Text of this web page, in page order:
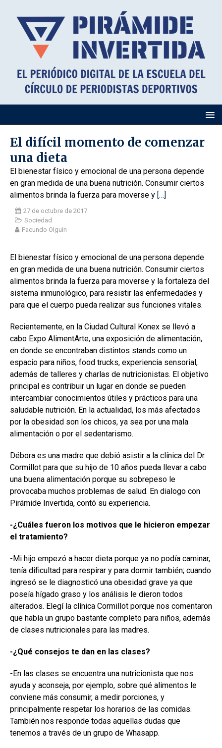
El difícil momento de comenzar
una dieta
El bienestar físico y emocional de una persona depende
en gran medida de una buena nutrición. Consumir ciertos
alimentos brinda la fuerza para moverse y […]
27 de octubre de 2017
Sociedad
Facundo Olguín
El bienestar físico y emocional de una persona depende
en gran medida de una buena nutrición. Consumir ciertos
alimentos brinda la fuerza para moverse y la fortaleza del
sistema inmunológico, para resistir las enfermedades y
para que el cuerpo pueda realizar sus funciones vitales.
Recientemente, en la Ciudad Cultural Konex se llevó a
cabo Expo AlimentArte, una exposición de alimentación,
en donde se encontraban distintos stands como un
espacio para niños, food trucks, experiencia sensorial,
además de talleres y charlas de nutricionistas. El objetivo
principal es contribuir un lugar en donde se pueden
intercambiar conocimientos útiles y prácticos para una
saludable nutrición. En la actualidad, los más afectados
por la obesidad son los chicos, ya sea por una mala
alimentación o por el sedentarismo.
Débora es una madre que debió asistir a la clínica del Dr.
Cormillot para que su hijo de 10 años pueda llevar a cabo
una buena alimentación porque su sobrepeso le
provocaba muchos problemas de salud. En dialogo con
Pirámide Invertida, contó su experiencia.
-¿Cuáles fueron los motivos que le hicieron empezar
el tratamiento?
-Mi hijo empezó a hacer dieta porque ya no podía caminar,
tenía dificultad para respirar y para dormir también; cuando
ingresó se le diagnosticó una obesidad grave ya que
poseía hígado graso y los análisis le dieron todos
alterados. Elegí la clínica Cormillot porque nos comentaron
que había un grupo bastante completo para niños, además
de clases nutricionales para las madres.
-¿Qué consejos te dan en las clases?
-En las clases se encuentra una nutricionista que nos
ayuda y aconseja, por ejemplo, sobre qué alimentos le
conviene más consumir, a medir porciones, y
principalmente respetar los horarios de las comidas.
También nos responde todas aquellas dudas que
tenemos a través de un grupo de Whasapp.